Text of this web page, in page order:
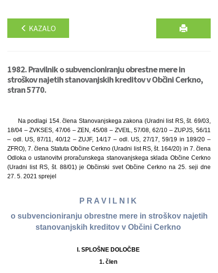
KAZALO
1982. Pravilnik o subvencioniranju obrestne mere in
stroškov najetih stanovanjskih kreditov v Občini Cerkno,
stran 5770.
Na podlagi 154. člena Stanovanjskega zakona (Uradni list RS, št. 69/03,
18/04 – ZVKSES, 47/06 – ZEN, 45/08 – ZVEtL, 57/08, 62/10 – ZUPJS, 56/11
– odl. US, 87/11, 40/12 – ZUJF, 14/17 – odl. US, 27/17, 59/19 in 189/20 –
ZFRO), 7. člena Statuta Občine Cerkno (Uradni list RS, št. 164/20) in 7. člena
Odloka o ustanovitvi proračunskega stanovanjskega sklada Občine Cerkno
(Uradni list RS, št. 88/01) je Občinski svet Občine Cerkno na 25. seji dne
27. 5. 2021 sprejel
P R A V I L N I K
o subvencioniranju obrestne mere in stroškov najetih
stanovanjskih kreditov v Občini Cerkno
I. SPLOŠNE DOLOČBE
1. člen